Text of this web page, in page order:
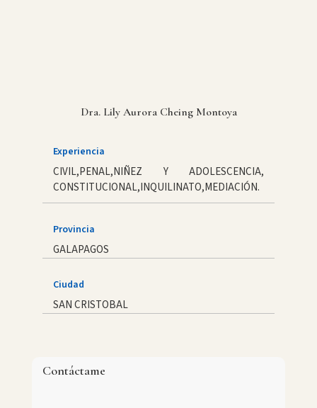
Dra. Lily Aurora Cheing Montoya
Experiencia
CIVIL,PENAL,NIÑEZ Y ADOLESCENCIA,
CONSTITUCIONAL,INQUILINATO,MEDIACIÓN.
Provincia
GALAPAGOS
Ciudad
SAN CRISTOBAL
Contáctame